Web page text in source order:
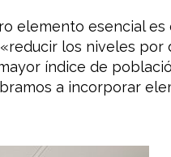
elemento esencial es
los niveles por
índice de
a incorporar